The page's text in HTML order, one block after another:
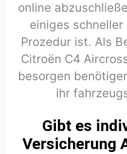
online
einiges
Prozedur ist. Als
Citroën C4
besorgen
ihr
Gibt es
Versicherung